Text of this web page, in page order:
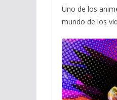
Uno de los
mundo de los